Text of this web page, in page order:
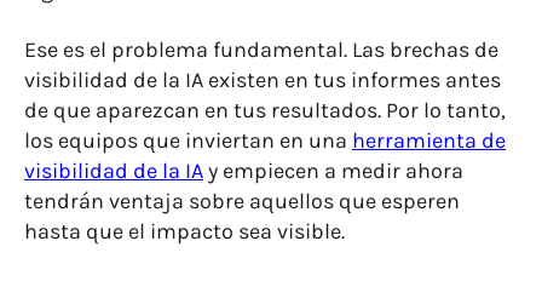
Ese es el problema fundamental. Las brechas de
visibilidad de la IA existen en tus informes antes
de que aparezcan en tus resultados. Por lo tanto,
los equipos que inviertan en una herramienta de
visibilidad de la IAy empiecen a medir ahora
tendrán ventaja sobre aquellos que esperen
hasta que el impacto sea visible.